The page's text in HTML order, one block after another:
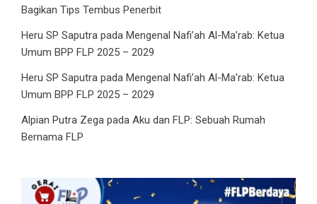
Bagikan Tips Tembus Penerbit
Heru SP Saputra pada Mengenal Nafi’ah Al-Ma’rab: Ketua
Umum BPP FLP 2025 – 2029
Heru SP Saputra pada Mengenal Nafi’ah Al-Ma’rab: Ketua
Umum BPP FLP 2025 – 2029
Alpian Putra Zega pada Aku dan FLP: Sebuah Rumah
Bernama FLP